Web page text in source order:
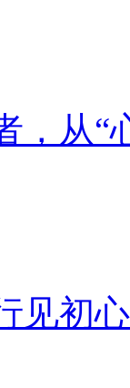
，从“
见初